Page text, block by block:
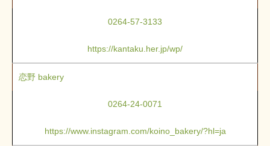
0264-57-3133
https://kantaku.her.jp/wp/
恋野 bakery
0264-24-0071
https://www.instagram.com/koino_bakery/?hl=ja